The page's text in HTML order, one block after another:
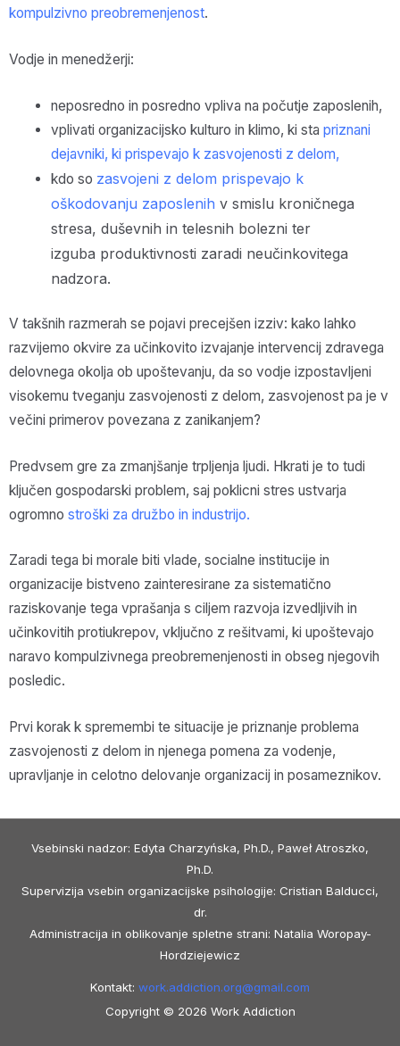
kompulzivno preobremenjenost.
Vodje in menedžerji:
neposredno in posredno vpliva na počutje zaposlenih,
vplivati organizacijsko kulturo in klimo, ki sta priznani
dejavniki, ki prispevajo k zasvojenosti z delom,
kdo so zasvojeni z delom prispevajo k
oškodovanju zaposlenih v smislu kroničnega
stresa, duševnih in telesnih bolezni ter
izguba produktivnosti zaradi neučinkovitega
nadzora.
V takšnih razmerah se pojavi precejšen izziv: kako lahko
razvijemo okvire za učinkovito izvajanje intervencij zdravega
delovnega okolja ob upoštevanju, da so vodje izpostavljeni
visokemu tveganju zasvojenosti z delom, zasvojenost pa je v
večini primerov povezana z zanikanjem?
Predvsem gre za zmanjšanje trpljenja ljudi. Hkrati je to tudi
ključen gospodarski problem, saj poklicni stres ustvarja
ogromno stroški za družbo in industrijo.
Zaradi tega bi morale biti vlade, socialne institucije in
organizacije bistveno zainteresirane za sistematično
raziskovanje tega vprašanja s ciljem razvoja izvedljivih in
učinkovitih protiukrepov, vključno z rešitvami, ki upoštevajo
naravo kompulzivnega preobremenjenosti in obseg njegovih
posledic.
Prvi korak k spremembi te situacije je priznanje problema
zasvojenosti z delom in njenega pomena za vodenje,
upravljanje in celotno delovanje organizacij in posameznikov.
Vsebinski nadzor: Edyta Charzyńska, Ph.D., Paweł Atroszko,
Ph.D.
Supervizija vsebin organizacijske psihologije: Cristian Balducci,
dr.
Administracija in oblikovanje spletne strani: Natalia Woropay-
Hordziejewicz
Kontakt: work.addiction.org@gmail.com
Copyright © 2026 Work Addiction